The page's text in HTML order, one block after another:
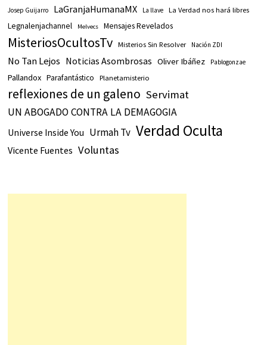
Josep Guijarro LaGranjaHumanaMX La llave La Verdad nos hará libres
Legnalenjachannel Melvecs Mensajes Revelados
MisteriosOcultosTv Misterios Sin Resolver Nación ZDI
No Tan Lejos Noticias Asombrosas Oliver Ibáñez Pablogonzae
Pallandox Parafantástico Planetamisterio
reflexiones de un galeno Servimat
UN ABOGADO CONTRA LA DEMAGOGIA
Universe Inside You Urmah Tv Verdad Oculta
Vicente Fuentes Voluntas